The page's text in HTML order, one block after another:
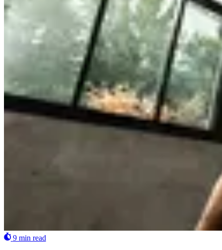
9 min read